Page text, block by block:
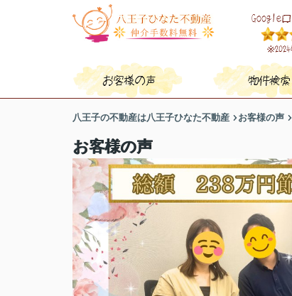
八王子の不動産は八王子ひなた不動産 お客様の声
お客様の声